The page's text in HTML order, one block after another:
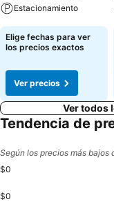
Estacionamiento
Ver precios
Elige fechas para ver
los precios exactos
Ver precios
Ver todos
Tendencia de
Según los precios más
$0
$0